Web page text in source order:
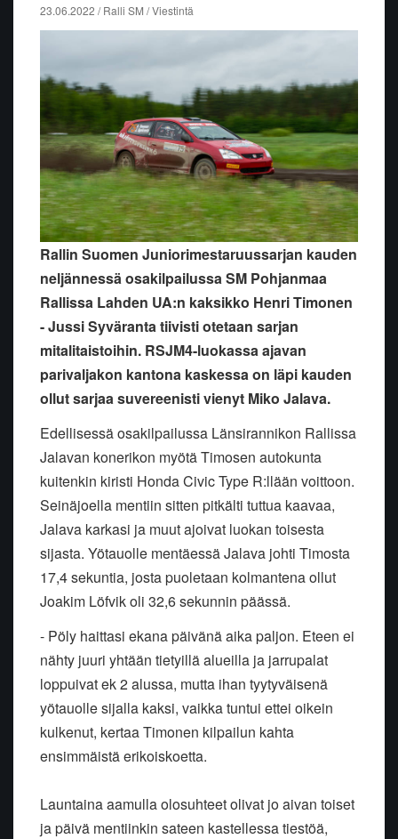
23.06.2022 / Ralli SM / Viestintä
Rallin Suomen Juniorimestaruussarjan kauden
neljännessä osakilpailussa SM Pohjanmaa
Rallissa Lahden UA:n kaksikko Henri Timonen
- Jussi Syväranta tiivisti otetaan sarjan
mitalitaistoihin. RSJM4-luokassa ajavan
parivaljakon kantona kaskessa on läpi kauden
ollut sarjaa suvereenisti vienyt Miko Jalava.
Edellisessä osakilpailussa Länsirannikon Rallissa
Jalavan konerikon myötä Timosen autokunta
kuitenkin kiristi Honda Civic Type R:llään voittoon.
Seinäjoella mentiin sitten pitkälti tuttua kaavaa,
Jalava karkasi ja muut ajoivat luokan toisesta
sijasta. Yötauolle mentäessä Jalava johti Timosta
17,4 sekuntia, josta puoletaan kolmantena ollut
Joakim Löfvik oli 32,6 sekunnin päässä.
- Pöly haittasi ekana päivänä aika paljon. Eteen ei
nähty juuri yhtään tietyillä alueilla ja jarrupalat
loppuivat ek 2 alussa, mutta ihan tyytyväisenä
yötauolle sijalla kaksi, vaikka tuntui ettei oikein
kulkenut, kertaa Timonen kilpailun kahta
ensimmäistä erikoiskoetta.
Launtaina aamulla olosuhteet olivat jo aivan toiset
ja päivä mentiinkin sateen kastellessa tiestöä,